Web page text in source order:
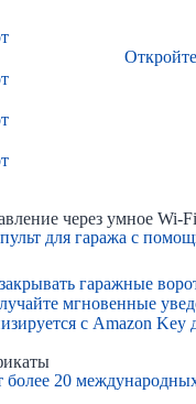
через умное Wi-
для гаража с
гаражные
мгновенные
с Amazon Key
более 20